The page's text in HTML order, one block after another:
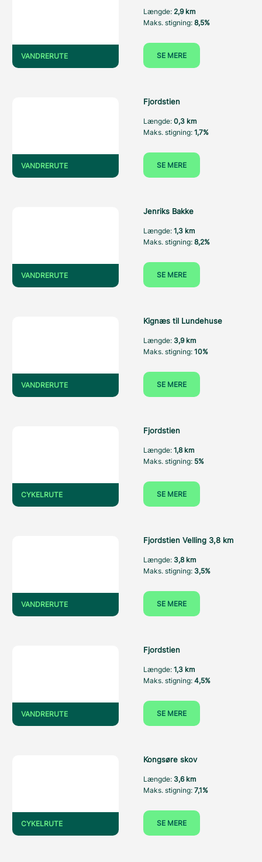
VANDRERUTE
Længde: 2,9 km
Maks. stigning: 8,5%
SE MERE
VANDRERUTE
Fjordstien
Længde: 0,3 km
Maks. stigning: 1,7%
SE MERE
VANDRERUTE
Jenriks Bakke
Længde: 1,3 km
Maks. stigning: 8,2%
SE MERE
VANDRERUTE
Kignæs til Lundehuse
Længde: 3,9 km
Maks. stigning: 10%
SE MERE
CYKELRUTE
Fjordstien
Længde: 1,8 km
Maks. stigning: 5%
SE MERE
VANDRERUTE
Fjordstien Velling 3,8 km
Længde: 3,8 km
Maks. stigning: 3,5%
SE MERE
VANDRERUTE
Fjordstien
Længde: 1,3 km
Maks. stigning: 4,5%
SE MERE
CYKELRUTE
Kongsøre skov
Længde: 3,6 km
Maks. stigning: 7,1%
SE MERE